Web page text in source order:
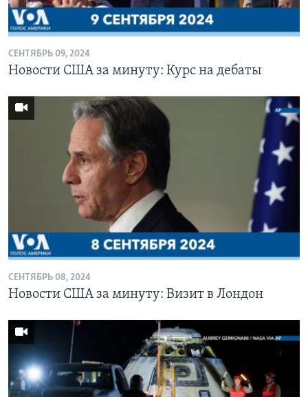
СЕНТЯБРЬ 09, 2024
Новости США за минуту: Курс на дебаты
СЕНТЯБРЬ 08, 2024
Новости США за минуту: Визит в Лондон